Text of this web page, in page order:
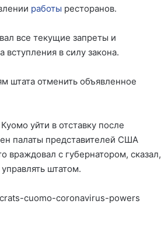
работы ресторанов.
все текущие запреты и
в силу закона.
штата отменить объявленное
уйти в отставку после
палаты представителей США
с губернатором, сказал,
штатом.
cuomo-coronavirus-powers